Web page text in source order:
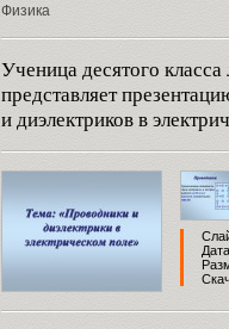
Физика
Ученица десятого
представляет
и диэлектриков в